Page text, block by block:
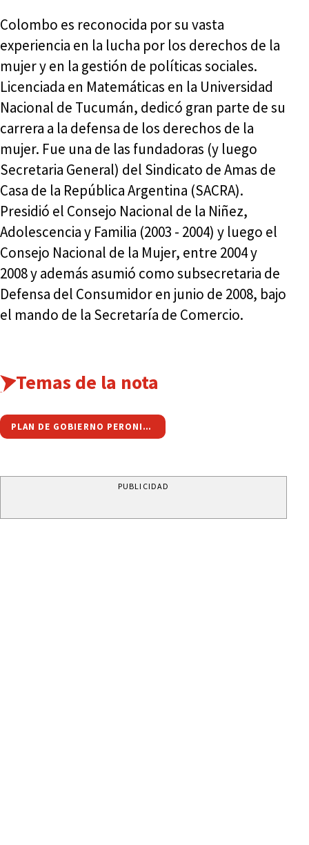
Colombo es reconocida por su vasta
experiencia en la lucha por los derechos de la
mujer y en la gestión de políticas sociales.
Licenciada en Matemáticas en la Universidad
Nacional de Tucumán, dedicó gran parte de su
carrera a la defensa de los derechos de la
mujer. Fue una de las fundadoras (y luego
Secretaria General) del Sindicato de Amas de
Casa de la República Argentina (SACRA).
Presidió el Consejo Nacional de la Niñez,
Adolescencia y Familia (2003 - 2004) y luego el
Consejo Nacional de la Mujer, entre 2004 y
2008 y además asumió como subsecretaria de
Defensa del Consumidor en junio de 2008, bajo
el mando de la Secretaría de Comercio.
Temas de la nota
PLAN DE GOBIERNO PERONISTA
PUBLICIDAD